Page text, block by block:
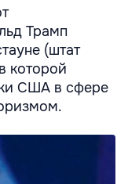
Трамп
(штат
которой
США в сфере